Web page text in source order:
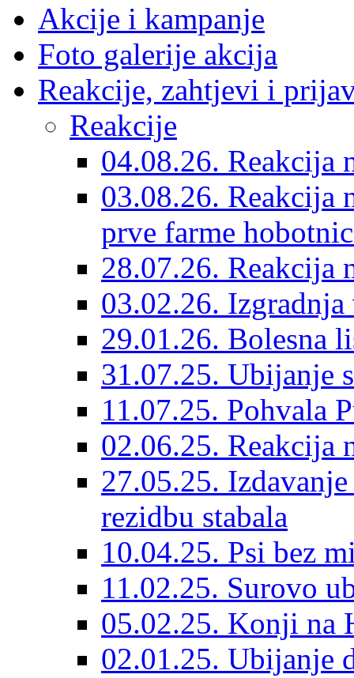
Akcije i kampanje
Foto galerije akcija
Reakcije, zahtjevi i
Reakcije
04.08.26. Reakcija
03.08.26. Reakcija
prve farme
28.07.26. Reakcija
03.02.26.
29.01.26. Bolesna
31.07.25. Ubijanje
11.07.25. Pohvala
02.06.25. Reakcija
27.05.25.
rezidbu stabala
10.04.25. Psi bez
11.02.25. Surovo
05.02.25. Konji na
02.01.25.